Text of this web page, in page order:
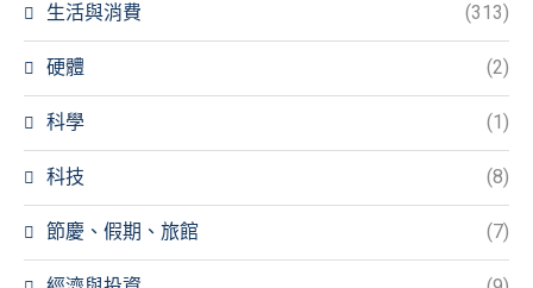
生活與消費 (313)
硬體 (2)
科學 (1)
科技 (8)
節慶、假期、旅館 (7)